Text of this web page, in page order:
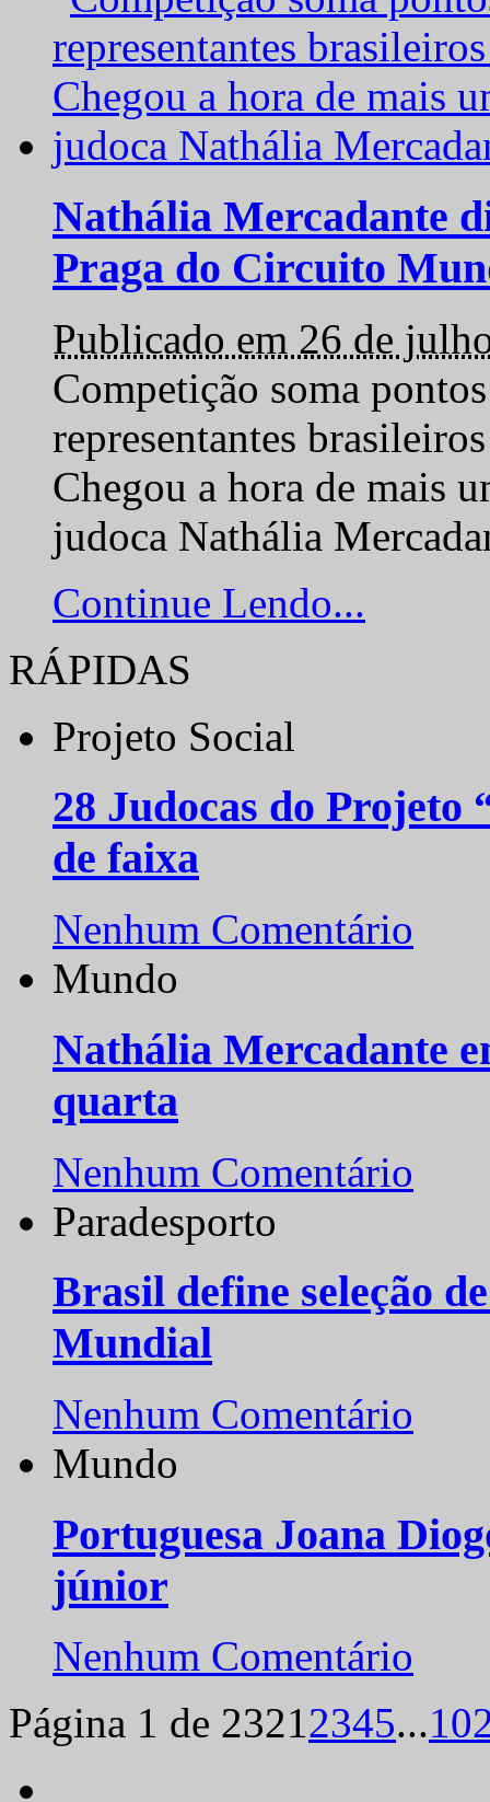
Nathália Mercadante
Praga do Circuito
Publicado em 26 de
Competição soma
representantes
Chegou a hora de mais
judoca Nathália
Continue Lendo...
RÁPIDAS
Projeto Social
28 Judocas do
de faixa
Nenhum Comentário
Mundo
Nathália Mercadante
quarta
Nenhum Comentário
Paradesporto
Brasil define seleção
Mundial
Nenhum Comentário
Mundo
Portuguesa Joana
júnior
Nenhum Comentário
Página 1 de 23212345...10